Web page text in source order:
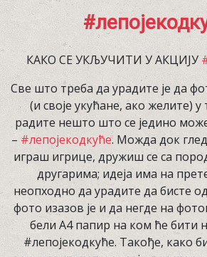
КАКО СЕ УКЉУЧИТИ У АКЦИЈУ
Све што треба да урадите је да
(и своје укућане, ако желите)
радите нешто што се једино
– #лепојекодкуће. Можда док
играш игрице, дружиш се са
другарима; идеја има на
неопходно да урадите да бисте
фото изазов је и да негде на
бели А4 папир на ком ће бити
#лепојекодкуће. Такође, како